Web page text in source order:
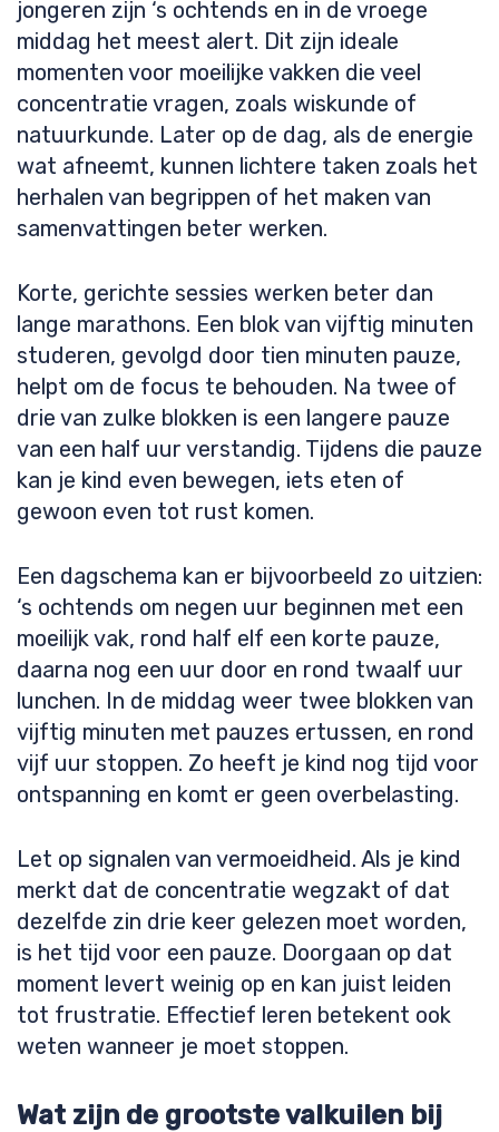
jongeren zijn ‘s ochtends en in de vroege
middag het meest alert. Dit zijn ideale
momenten voor moeilijke vakken die veel
concentratie vragen, zoals wiskunde of
natuurkunde. Later op de dag, als de energie
wat afneemt, kunnen lichtere taken zoals het
herhalen van begrippen of het maken van
samenvattingen beter werken.
Korte, gerichte sessies werken beter dan
lange marathons. Een blok van vijftig minuten
studeren, gevolgd door tien minuten pauze,
helpt om de focus te behouden. Na twee of
drie van zulke blokken is een langere pauze
van een half uur verstandig. Tijdens die pauze
kan je kind even bewegen, iets eten of
gewoon even tot rust komen.
Een dagschema kan er bijvoorbeeld zo uitzien:
‘s ochtends om negen uur beginnen met een
moeilijk vak, rond half elf een korte pauze,
daarna nog een uur door en rond twaalf uur
lunchen. In de middag weer twee blokken van
vijftig minuten met pauzes ertussen, en rond
vijf uur stoppen. Zo heeft je kind nog tijd voor
ontspanning en komt er geen overbelasting.
Let op signalen van vermoeidheid. Als je kind
merkt dat de concentratie wegzakt of dat
dezelfde zin drie keer gelezen moet worden,
is het tijd voor een pauze. Doorgaan op dat
moment levert weinig op en kan juist leiden
tot frustratie. Effectief leren betekent ook
weten wanneer je moet stoppen.
Wat zijn de grootste valkuilen bij